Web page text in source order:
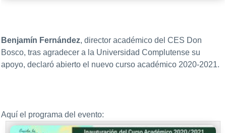
Benjamín Fernández, director académico del CES Don
Bosco, tras agradecer a la Universidad Complutense su
apoyo, declaró abierto el nuevo curso académico 2020-2021.
Aquí el programa del evento: